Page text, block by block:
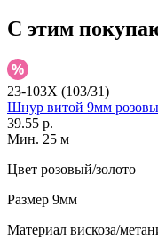
С этим
23-103X (103/31)
Шнур витой 9мм
39.55 р.
Мин. 25 м
Цвет розовый/золото
Размер 9мм
Материал вискоза/